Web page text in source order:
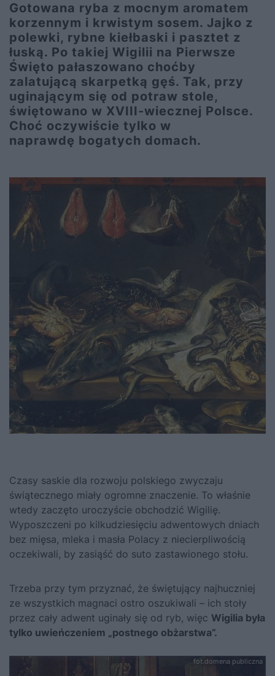
Gotowana ryba z mocnym aromatem
korzennym i krwistym sosem. Jajko z
polewki, rybne kiełbaski i pasztet z
łuską. Po takiej Wigilii na Pierwsze
Święto pałaszowano choćby
zalatującą skarpetką gęś. Tak, przy
uginającym się od potraw stole,
świętowano w XVIII-wiecznej Polsce.
Choć oczywiście tylko w
naprawdę bogatych domach.
Czasy saskie dla rozwoju polskiego zwyczaju
świątecznego miały ogromne znaczenie. To właśnie
wtedy zaczęto uroczyście obchodzić Wigilię.
Wyposzczeni po kilkudziesięciu adwentowych dniach
bez mięsa, mleka i masła Polacy z niecierpliwością
oczekiwali, by zasiąść do suto zastawionego stołu.
Trzeba przy tym przyznać, że świętujący najhuczniej
ze wszystkich magnaci ostro oszukiwali – ich stoły
przez cały adwent uginały się od ryb, więc Wigilia była
tylko uwieńczeniem „postnego obżarstwa”.
fot.domena publiczna